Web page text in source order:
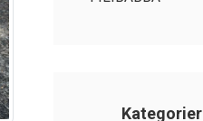
Kategorier